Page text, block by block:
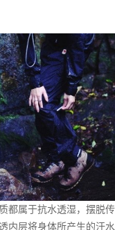
都属于抗水透湿，摆脱
内层将身体所产生的汗